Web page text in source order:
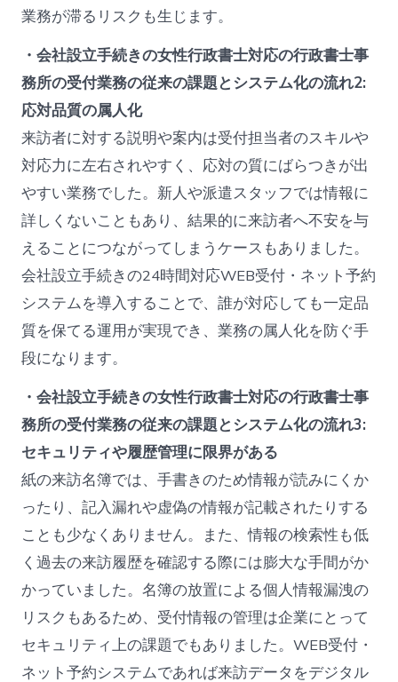
業務が滞るリスクも生じます。
・会社設立手続きの女性行政書士対応の行政書士事
務所の受付業務の従来の課題とシステム化の流れ2:
応対品質の属人化
来訪者に対する説明や案内は受付担当者のスキルや
対応力に左右されやすく、応対の質にばらつきが出
やすい業務でした。新人や派遣スタッフでは情報に
詳しくないこともあり、結果的に来訪者へ不安を与
えることにつながってしまうケースもありました。
会社設立手続きの24時間対応WEB受付・ネット予約
システムを導入することで、誰が対応しても一定品
質を保てる運用が実現でき、業務の属人化を防ぐ手
段になります。
・会社設立手続きの女性行政書士対応の行政書士事
務所の受付業務の従来の課題とシステム化の流れ3:
セキュリティや履歴管理に限界がある
紙の来訪名簿では、手書きのため情報が読みにくか
ったり、記入漏れや虚偽の情報が記載されたりする
ことも少なくありません。また、情報の検索性も低
く過去の来訪履歴を確認する際には膨大な手間がか
かっていました。名簿の放置による個人情報漏洩の
リスクもあるため、受付情報の管理は企業にとって
セキュリティ上の課題でもありました。WEB受付・
ネット予約システムであれば来訪データをデジタル